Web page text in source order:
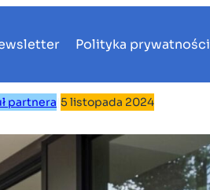
Polityka prywatności
partnera 5 listopada 2024